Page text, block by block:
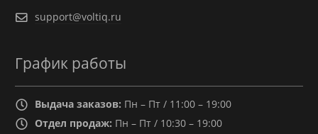
support@voltiq.ru
График работы
Выдача заказов: Пн – Пт / 11:00 – 19:00
Отдел продаж: Пн – Пт / 10:30 – 19:00